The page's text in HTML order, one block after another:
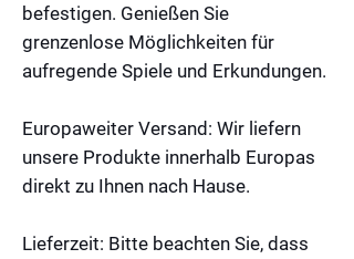
befestigen. Genießen Sie
grenzenlose Möglichkeiten für
aufregende Spiele und Erkundungen.
Europaweiter Versand: Wir liefern
unsere Produkte innerhalb Europas
direkt zu Ihnen nach Hause.
Lieferzeit: Bitte beachten Sie, dass